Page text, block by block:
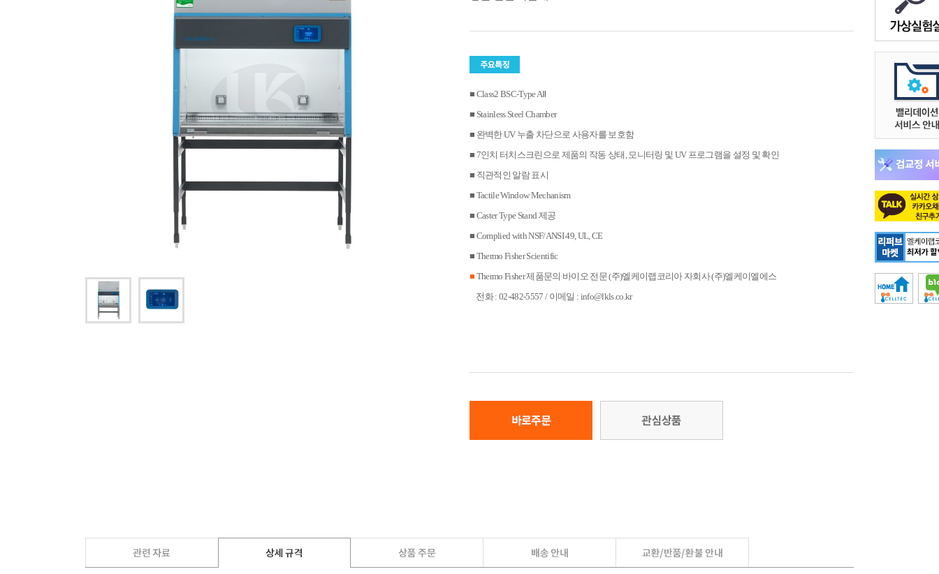
■ Class2 BSC-Type AⅡ
■ Stainless Steel Chamber
■ 완벽한 UV 누출 차단으로 사용자를 보호함
■ 7인치 터치스크린으로 제품의 작동 상태, 모니터링 및 UV 프로그램을 설정 및 확인
■ 직관적인 알람 표시
■ Tactile Window Mechanism
■ Caster Type Stand 제공
■ Complied with NSF/ANSI 49, UL, CE
■ Thermo Fisher Scientific
■ Thermo Fisher 제품문의 바이오 전문 (주)엘케이랩코리아 자회사 (주)엘케이엘에스
전화 : 02-482-5557 / 이메일 : info@lkls.co.kr